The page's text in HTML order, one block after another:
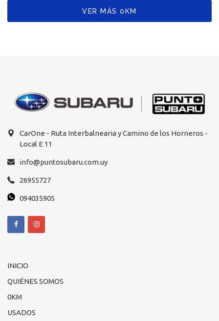
VER MÁS 0KM
CarOne - Ruta Interbalnearia y Camino de los Horneros -
Local E 11
info@puntosubaru.com.uy
26955727
094035905
INICIO
QUIÉNES SOMOS
0KM
USADOS